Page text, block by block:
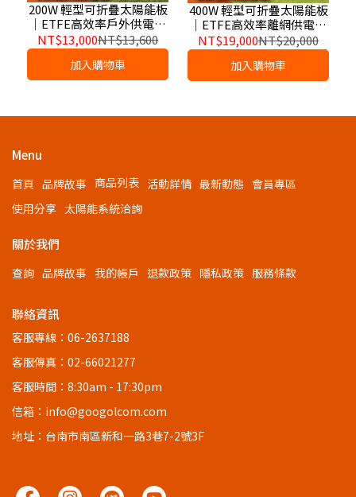
200W 輕型可折疊太陽能板
｜ETFE高效率戶外供電模
組｜車宿・露營・行動儲
能・停電備援專用
NT$13,000NT$13,600
加入購物車
400W 輕型可折疊太陽能板
｜ETFE高效率離網供電模
組｜車宿・露營・行動儲
能・防災備援專用
NT$19,000NT$20,000
加入購物車
Menu
首頁 品牌故事 商品列表 活動詳情 最新動態 會員專區
使用分享 太陽能系統洽詢
關於我們
查詢 品牌故事 我的帳戶 退款政策 隱私政策 服務條款
聯絡資訊
客服專線：06-2637188
客服傳真：02-66021277
客服時間：8:30am - 17:30pm
信箱：info@googolcom.com
地址：台南市南區新和一路3巷7-2號3F